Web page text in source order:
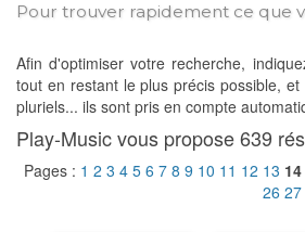
Pour trouver rapidement ce que
Afin d'optimiser votre recherche,
tout en restant le plus précis possible,
pluriels... ils sont pris en compte
Play-Music vous propose 639
Pages : 1 2 3 4 5 6 7 8 9 10 11 12 13 14
26 27